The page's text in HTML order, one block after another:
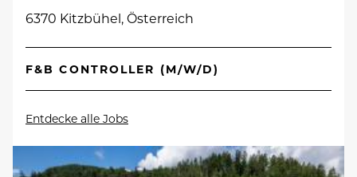
6370 Kitzbühel, Österreich
F&B CONTROLLER (M/W/D)
Entdecke alle Jobs